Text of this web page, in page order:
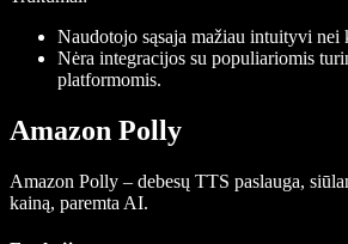
Naudotojo sąsaja mažiau intuityvi nei
Nėra integracijos su populiariomis
platformomis.
Amazon Polly
Amazon Polly – debesų TTS paslauga,
kainą, paremta AI.